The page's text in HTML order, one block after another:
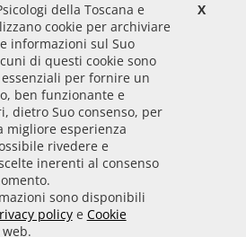
le linee guida di sviluppo
PA pubblicate da AGID in
TEAM PER LA
X
della Toscana e
cookie per archiviare
informazioni sul Suo
di questi cookie sono
per fornire un
ben funzionante e
dietro Suo consenso, per
migliore esperienza
rivedere e
inerenti al consenso
sono disponibili
policye Cookie